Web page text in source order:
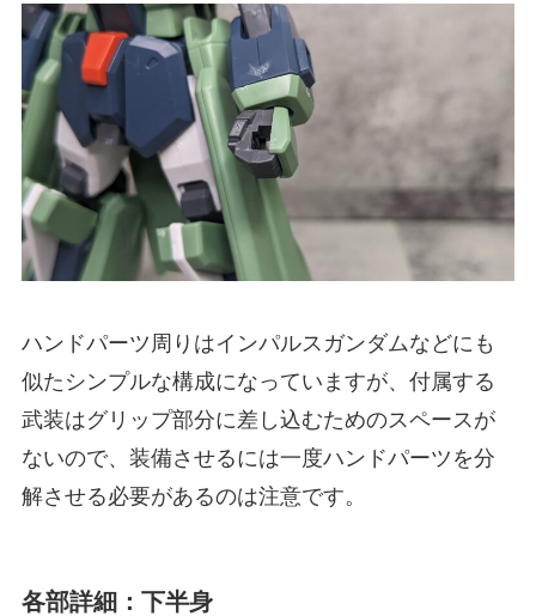
ハンドパーツ周りはインパルスガンダムなどにも
似たシンプルな構成になっていますが、付属する
武装はグリップ部分に差し込むためのスペースが
ないので、装備させるには一度ハンドパーツを分
解させる必要があるのは注意です。
各部詳細：下半身